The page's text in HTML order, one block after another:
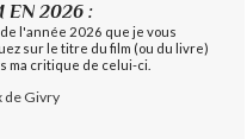
EN 2026 :
l'année 2026 que je vous
sur le titre du film (ou du livre)
ma critique de celui-ci.
de Givry